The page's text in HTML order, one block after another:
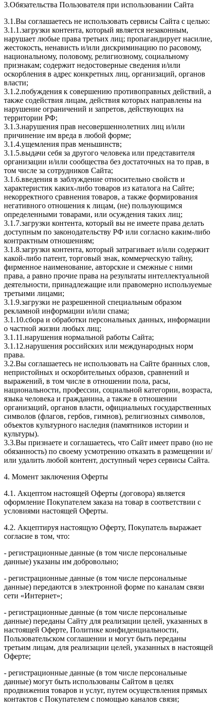
3.Обязательства Пользователя при использовании Сайта
3.1.Вы соглашаетесь не использовать сервисы Сайта с целью:
3.1.1.загрузки контента, который является незаконным,
нарушает любые права третьих лиц; пропагандирует насилие,
жестокость, ненависть и/или дискриминацию по расовому,
национальному, половому, религиозному, социальному
признакам; содержит недостоверные сведения и/или
оскорбления в адрес конкретных лиц, организаций, органов
власти;
3.1.2.побуждения к совершению противоправных действий, а
также содействия лицам, действия которых направлены на
нарушение ограничений и запретов, действующих на
территории РФ;
3.1.3.нарушения прав несовершеннолетних лиц и/или
причинение им вреда в любой форме;
3.1.4.ущемления прав меньшинств;
3.1.5.выдачи себя за другого человека или представителя
организации и/или сообщества без достаточных на то прав, в
том числе за сотрудников Сайта;
3.1.6.введения в заблуждение относительно свойств и
характеристик каких-либо товаров из каталога на Сайте;
некорректного сравнения товаров, а также формирования
негативного отношения к лицам, (не) пользующимся
определенными товарами, или осуждения таких лиц;
3.1.7.загрузки контента, который вы не имеете права делать
доступным по законодательству РФ или согласно каким-либо
контрактным отношениям;
3.1.8.загрузки контента, который затрагивает и/или содержит
какой-либо патент, торговый знак, коммерческую тайну,
фирменное наименование, авторские и смежные с ними
права, а равно прочие права на результаты интеллектуальной
деятельности, принадлежащие или правомерно используемые
третьими лицами;
3.1.9.загрузки не разрешенной специальным образом
рекламной информации и/или спама;
3.1.10.сбора и обработки персональных данных, информации
о частной жизни любых лиц;
3.1.11.нарушения нормальной работы Сайта;
3.1.12.нарушения российских или международных норм
права.
3.2.Вы соглашаетесь не использовать на Сайте бранных слов,
непристойных и оскорбительных образов, сравнений и
выражений, в том числе в отношении пола, расы,
национальности, профессии, социальной категории, возраста,
языка человека и гражданина, а также в отношении
организаций, органов власти, официальных государственных
символов (флагов, гербов, гимнов), религиозных символов,
объектов культурного наследия (памятников истории и
культуры).
3.3.Вы признаете и соглашаетесь, что Сайт имеет право (но не
обязанность) по своему усмотрению отказать в размещении и/
или удалить любой контент, доступный через сервисы Сайта.
4. Момент заключения Оферты
4.1. Акцептом настоящей Оферты (договора) является
оформление Покупателем заказа на товар в соответствии с
условиями настоящей Оферты.
4.2. Акцептируя настоящую Оферту, Покупатель выражает
согласие в том, что:
- регистрационные данные (в том числе персональные
данные) указаны им добровольно;
- регистрационные данные (в том числе персональные
данные) передаются в электронной форме по каналам связи
сети «Интернет»;
- регистрационные данные (в том числе персональные
данные) переданы Сайту для реализации целей, указанных в
настоящей Оферте, Политике конфиденциальности,
Пользовательском соглашении и могут быть переданы
третьим лицам, для реализации целей, указанных в настоящей
Оферте;
- регистрационные данные (в том числе персональные
данные) могут быть использованы Сайтом в целях
продвижения товаров и услуг, путем осуществления прямых
контактов с Покупателем с помощью каналов связи;